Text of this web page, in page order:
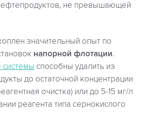
не превышающей
значительный опыт по
напорной флотации.
системы способны удалить из
до остаточной концентрации
очистка) или до 5-15 мг/л
реагента типа сернокислого